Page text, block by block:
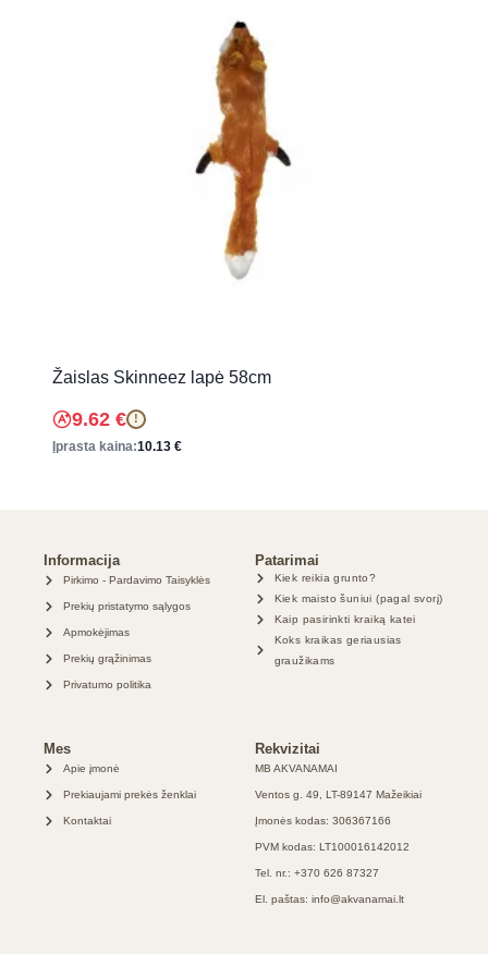
Žaislas Skinneez lapė 58cm
9.62 € !
Įprasta kaina:10.13 €
Informacija
Pirkimo - Pardavimo Taisyklės
Prekių pristatymo sąlygos
Apmokėjimas
Prekių grąžinimas
Privatumo politika
Patarimai
Kiek reikia grunto?
Kiek maisto šuniui (pagal svorį)
Kaip pasirinkti kraiką katei
Koks kraikas geriausias
graužikams
Mes
Apie įmonė
Prekiaujami prekės ženklai
Kontaktai
Rekvizitai
MB AKVANAMAI
Ventos g. 49, LT-89147 Mažeikiai
Įmonės kodas: 306367166
PVM kodas: LT100016142012
Tel. nr.: +370 626 87327
El. paštas: info@akvanamai.lt